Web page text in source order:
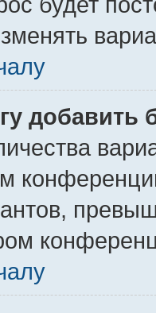
добавить